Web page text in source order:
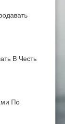
В Честь
По